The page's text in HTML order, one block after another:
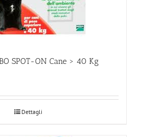
SPOT-ON Cane > 40 Kg
Dettagli